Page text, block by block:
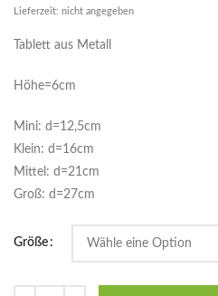
Lieferzeit: nicht angegeben
Tablett aus Metall
Höhe=6cm
Mini: d=12,5cm
Klein: d=16cm
Mittel: d=21cm
Groß: d=27cm
Größe